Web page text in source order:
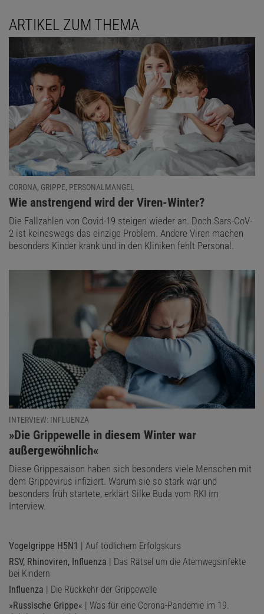
ARTIKEL ZUM THEMA
CORONA, GRIPPE, PERSONALMANGEL
:
Wie anstrengend wird der Viren-Winter?
Die Fallzahlen von Covid-19 steigen wieder an. Doch Sars-CoV-
2 ist keineswegs das einzige Problem. Andere Viren machen
besonders Kinder krank und in den Kliniken fehlt Personal.
INTERVIEW: INFLUENZA
:
»Die Grippewelle in diesem Winter war
außergewöhnlich«
Diese Grippesaison haben sich besonders viele Menschen mit
dem Grippevirus infiziert. Warum sie so stark war und
besonders früh startete, erklärt Silke Buda vom RKI im
Interview.
Vogelgrippe H5N1
| Auf tödlichem Erfolgskurs
RSV, Rhinoviren, Influenza | Das Rätsel um die Atemwegsinfekte
bei Kindern
Influenza | Die Rückkehr der Grippewelle
»Russische Grippe« | Was für eine Corona-Pandemie im 19.